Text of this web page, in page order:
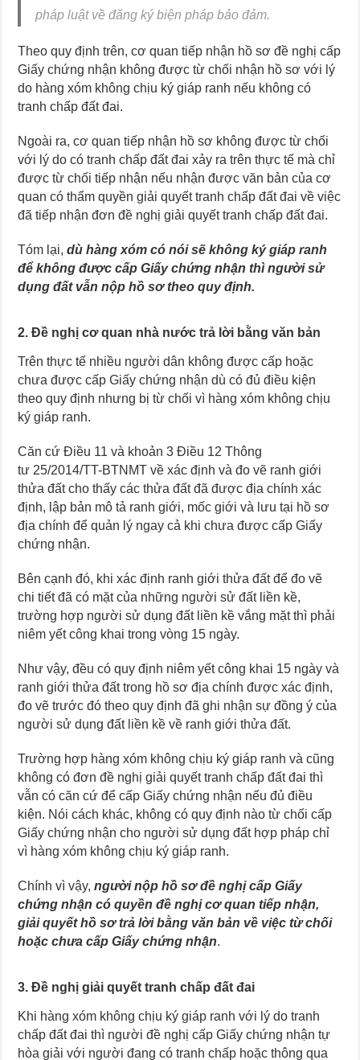
pháp luật về đăng ký biện pháp bảo đảm.
Theo quy định trên, cơ quan tiếp nhận hồ sơ đề nghị cấp
Giấy chứng nhận không được từ chối nhận hồ sơ với lý
do hàng xóm không chịu ký giáp ranh nếu không có
tranh chấp đất đai.
Ngoài ra, cơ quan tiếp nhận hồ sơ không được từ chối
với lý do có tranh chấp đất đai xảy ra trên thực tế mà chỉ
được từ chối tiếp nhận nếu nhận được văn bản của cơ
quan có thẩm quyền giải quyết tranh chấp đất đai về việc
đã tiếp nhận đơn đề nghị giải quyết tranh chấp đất đai.
Tóm lại,dù hàng xóm có nói sẽ không ký giáp ranh
để không được cấp Giấy chứng nhận thì người sử
dụng đất vẫn nộp hồ sơ theo quy định.
2. Đề nghị cơ quan nhà nước trả lời bằng văn bản
Trên thực tế nhiều người dân không được cấp hoặc
chưa được cấp Giấy chứng nhận dù có đủ điều kiện
theo quy định nhưng bị từ chối vì hàng xóm không chịu
ký giáp ranh.
Căn cứ Điều 11 và khoản 3 Điều 12 Thông
tư 25/2014/TT-BTNMT về xác định và đo vẽ ranh giới
thửa đất cho thấy các thửa đất đã được địa chính xác
định, lập bản mô tả ranh giới, mốc giới và lưu tại hồ sơ
địa chính để quản lý ngay cả khi chưa được cấp Giấy
chứng nhận.
Bên cạnh đó, khi xác định ranh giới thửa đất để đo vẽ
chi tiết đã có mặt của những người sử đất liền kề,
trường hợp người sử dụng đất liền kề vắng mặt thì phải
niêm yết công khai trong vòng 15 ngày.
Như vậy, đều có quy định niêm yết công khai 15 ngày và
ranh giới thửa đất trong hồ sơ địa chính được xác định,
đo vẽ trước đó theo quy định đã ghi nhận sự đồng ý của
người sử dụng đất liền kề về ranh giới thửa đất.
Trường hợp hàng xóm không chịu ký giáp ranh và cũng
không có đơn đề nghị giải quyết tranh chấp đất đai thì
vẫn có căn cứ để cấp Giấy chứng nhận nếu đủ điều
kiện. Nói cách khác, không có quy định nào từ chối cấp
Giấy chứng nhận cho người sử dụng đất hợp pháp chỉ
vì hàng xóm không chịu ký giáp ranh.
Chính vì vậy,người nộp hồ sơ đề nghị cấp Giấy
chứng nhận có quyền đề nghị cơ quan tiếp nhận,
giải quyết hồ sơ trả lời bằng văn bản về việc từ chối
hoặc chưa cấp Giấy chứng nhận.
3. Đề nghị giải quyết tranh chấp đất đai
Khi hàng xóm không chịu ký giáp ranh với lý do tranh
chấp đất đai thì người đề nghị cấp Giấy chứng nhận tự
hòa giải với người đang có tranh chấp hoặc thông qua